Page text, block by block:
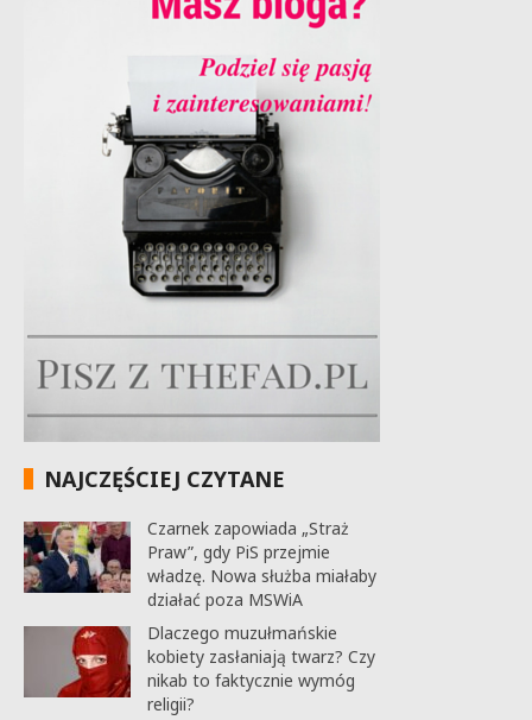
NAJCZĘŚCIEJ CZYTANE
Czarnek zapowiada „Straż
Praw”, gdy PiS przejmie
władzę. Nowa służba miałaby
działać poza MSWiA
Dlaczego muzułmańskie
kobiety zasłaniają twarz? Czy
nikab to faktycznie wymóg
religii?